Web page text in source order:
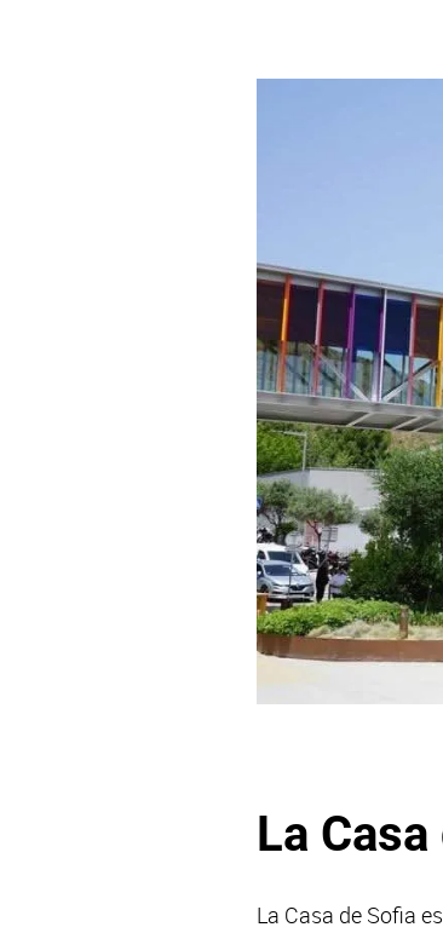
La
La Casa de Sofia